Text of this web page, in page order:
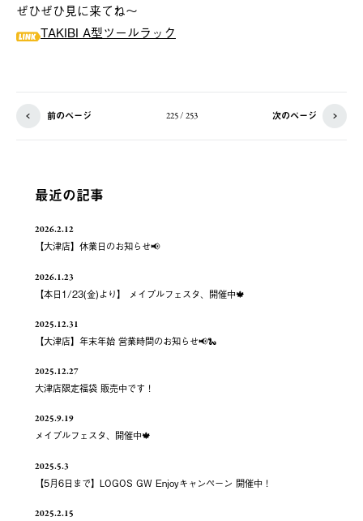
ぜひぜひ見に来てね～
TAKIBI A型ツールラック
前のページ 225 / 253 次のページ
最近の記事
2026.2.12
【大津店】休業日のお知らせ📢
2026.1.23
【本日1/23(金)より】 メイプルフェスタ、開催中🍁
2025.12.31
【大津店】年末年始 営業時間のお知らせ📢🐍
2025.12.27
大津店限定福袋 販売中です！
2025.9.19
メイプルフェスタ、開催中🍁
2025.5.3
【5月6日まで】LOGOS GW Enjoyキャンペーン 開催中！
2025.2.15